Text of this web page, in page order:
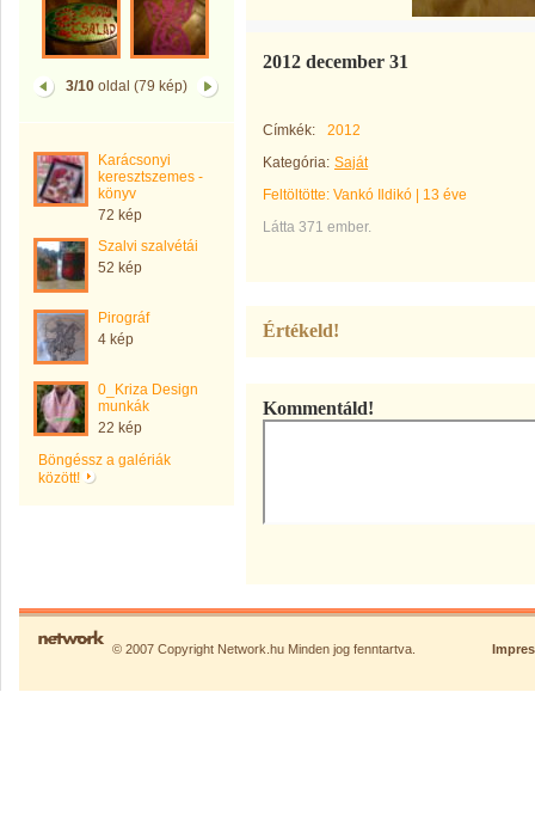
3/10 oldal (79 kép)
Karácsonyi
keresztszemes -
könyv
72 kép
Szalvi szalvétái
52 kép
Pirográf
4 kép
0_Kriza Design
munkák
22 kép
Böngéssz a galériák
között!
2012 december 31
Címkék:
2012
Kategória: Saját
Feltöltötte: Vankó Ildikó
13 éve
Látta 371 ember.
Értékeld!
Kommentáld!
© 2007 Copyright Network.hu Minden jog fenntartva.